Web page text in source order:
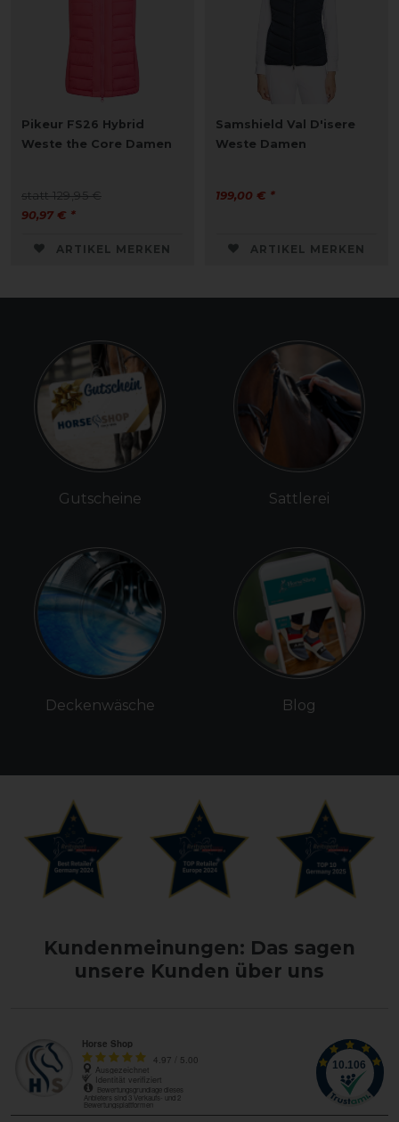
Pikeur FS26 Hybrid
Weste the Core Damen
statt 129,95 €
90,97 € *
ARTIKEL MERKEN
Samshield Val D'isere
Weste Damen
199,00 € *
ARTIKEL MERKEN
Gutscheine
Deckenwäsche
Sattlerei
Blog
Kundenmeinungen: Das sagen
unsere Kunden über uns